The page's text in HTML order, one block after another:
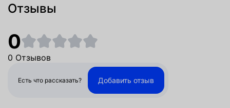
Отзывы
0
0 Отзывов
Есть что рассказать? Добавить отзыв